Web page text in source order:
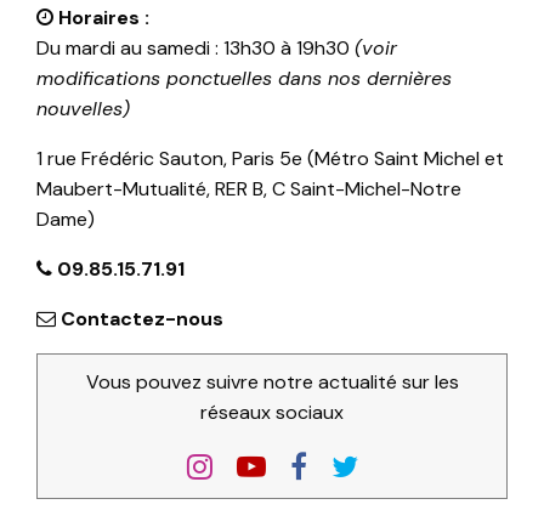
Horaires :
Du mardi au samedi : 13h30 à 19h30 (voir
modifications ponctuelles dans nos dernières
nouvelles)
1 rue Frédéric Sauton, Paris 5e (Métro Saint Michel et
Maubert-Mutualité, RER B, C Saint-Michel-Notre
Dame)
09.85.15.71.91
Contactez-nous
Vous pouvez suivre notre actualité sur les
réseaux sociaux